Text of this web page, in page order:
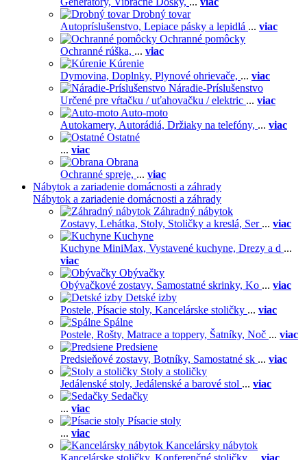
Drobný tovar
Autopríslušenstvo, Lepiace pásky a lepidlá ... viac
Ochranné pomôcky
Ochranné rúška, ... viac
Kúrenie
Dymovina, Doplnky, Plynové ohrievače, ... viac
Náradie-Príslušenstvo
Určené pre vŕtačku / uťahovačku / elektric ... viac
Auto-moto
Autokamery, Autorádiá, Držiaky na telefóny, ... viac
Ostatné
... viac
Obrana
Ochranné spreje, ... viac
Nábytok a zariadenie domácnosti a záhrady
Nábytok a zariadenie domácnosti a záhrady
Záhradný nábytok
Zostavy, Lehátka, Stoly, Stoličky a kreslá, Ser ... viac
Kuchyne
Kuchyne MiniMax, Vystavené kuchyne, Drezy a d ...
viac
Obývačky
Obývačkové zostavy, Samostatné skrinky, Ko ... viac
Detské izby
Postele, Písacie stoly, Kancelárske stoličky ... viac
Spálne
Postele, Rošty, Matrace a toppery, Šatníky, Noč ... viac
Predsiene
Predsieňové zostavy, Botníky, Samostatné sk ... viac
Stoly a stoličky
Jedálenské stoly, Jedálenské a barové stol ... viac
Sedačky
... viac
Písacie stoly
... viac
Kancelársky nábytok
Kancelárske stoličky, Konferenčné stoličky ... viac